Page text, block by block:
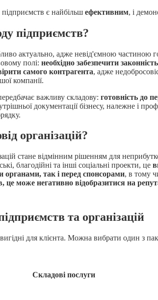
є найбільш ефективним, і
підприємств?
актуально, адже невід'ємною частиною
полі: необхідно забезпечити
самого контрагента, адже
компанії.
важливу складову: готовність до
документації бізнесу, належне і
організацій?
стане відмінним рішенням для
благодійні та інші соціальні проекти, це
органами, так і перед спонсорами, в тому
це може негативно відобразитися на
та організацій
для клієнта. Можна вибрати один з
Складові послуги